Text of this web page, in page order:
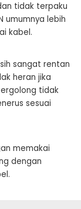
tidak terpaku
umumnya lebih
kabel.
sangat rentan
heran jika
tidak
sesuai
memakai
dengan